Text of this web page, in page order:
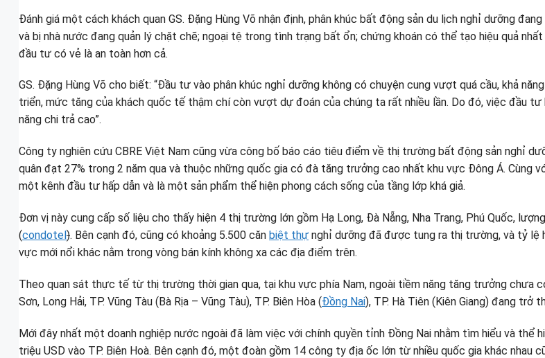
Đánh giá một cách khách quan GS. Đặng Hùng Võ nhận định, phân khúc bất động sản du lịch nghỉ dưỡng
và bị nhà nước đang quản lý chặt chẽ; ngoại tệ trong tình trạng bất ổn; chứng khoán có thể tạo hiệu quả
đầu tư có vẻ là an toàn hơn cả.
GS. Đặng Hùng Võ cho biết: “Đầu tư vào phân khúc nghỉ dưỡng không có chuyện cung vượt quá cầu, khả
triển, mức tăng của khách quốc tế thậm chí còn vượt dự đoán của chúng ta rất nhiều lần. Do đó, việc đầu
năng chi trả cao”.
Công ty nghiên cứu CBRE Việt Nam cũng vừa công bố báo cáo tiêu điểm về thị trường bất động sản nghỉ
quân đạt 27% trong 2 năm qua và thuộc những quốc gia có đà tăng trưởng cao nhất khu vực Đông Á. Cùng
một kênh đầu tư hấp dẫn và là một sản phẩm thể hiện phong cách sống của tầng lớp khá giả.
Đơn vị này cung cấp số liệu cho thấy hiện 4 thị trường lớn gồm Hạ Long, Đà Nẵng, Nha Trang, Phú Quốc,
(condotel). Bên cạnh đó, cũng có khoảng 5.500 căn biệt thự nghỉ dưỡng đã được tung ra thị trường, và tỷ lệ
vực mới nổi khác nằm trong vòng bán kính không xa các địa điểm trên.
Theo quan sát thực tế từ thị trường thời gian qua, tại khu vực phía Nam, ngoài tiềm năng tăng trưởng chưa
Sơn, Long Hải, TP. Vũng Tàu (Bà Rịa – Vũng Tàu), TP. Biên Hòa (Đồng Nai), TP. Hà Tiên (Kiên Giang) đang trở
Mới đây nhất một doanh nghiệp nước ngoài đã làm việc với chính quyền tỉnh Đồng Nai nhằm tìm hiểu và
triệu USD vào TP. Biên Hoà. Bên cạnh đó, một đoàn gồm 14 công ty địa ốc lớn từ nhiều quốc gia khác